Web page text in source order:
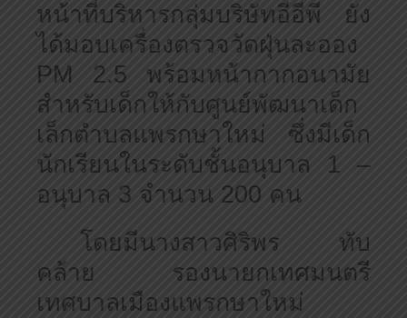
หน้าที่บริหารกลุ่มบริษัทอีอีพี ยัง
ได้มอบเครื่องตรวจวัดฝุ่นละออง
PM 2.5 พร้อมหน้ากากอนามัย
สำหรับเด็กให้กับศูนย์พัฒนาเด็ก
เล็กตำบลแพรกษาใหม่ ซึ่งมีเด็ก
นักเรียนในระดับชั้นอนุบาล 1 –
อนุบาล 3 จำนวน 200 คน
โดยมีนางสาวศิริพร ทับ
คล้าย รองนายกเทศมนตรี
เทศบาลเมืองแพรกษาใหม่